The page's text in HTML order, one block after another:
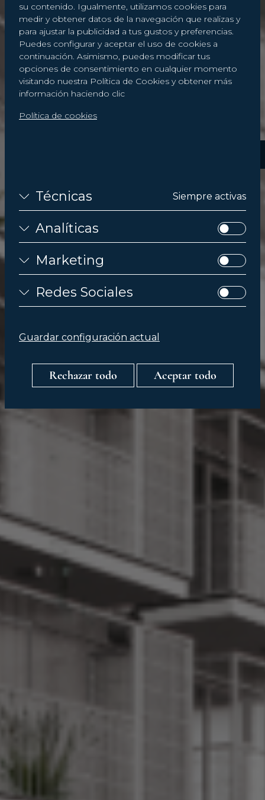
su contenido. Igualmente, utilizamos cookies para
medir y obtener datos de la navegación que realizas y
para ajustar la publicidad a tus gustos y preferencias.
Puedes configurar y aceptar el uso de cookies a
continuación. Asimismo, puedes modificar tus
opciones de consentimiento en cualquier momento
visitando nuestra Política de Cookies y obtener más
información haciendo clic
Política de cookies
Técnicas Siempre activas
Analíticas
Marketing
Redes Sociales
Guardar configuración actual
Rechazar todo Aceptar todo